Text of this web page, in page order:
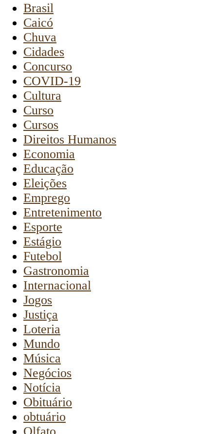
Brasil
Caicó
Chuva
Cidades
Concurso
COVID-19
Cultura
Curso
Cursos
Direitos Humanos
Economia
Educação
Eleições
Emprego
Entretenimento
Esporte
Estágio
Futebol
Gastronomia
Internacional
Jogos
Justiça
Loteria
Mundo
Música
Negócios
Notícia
Obituário
obtuário